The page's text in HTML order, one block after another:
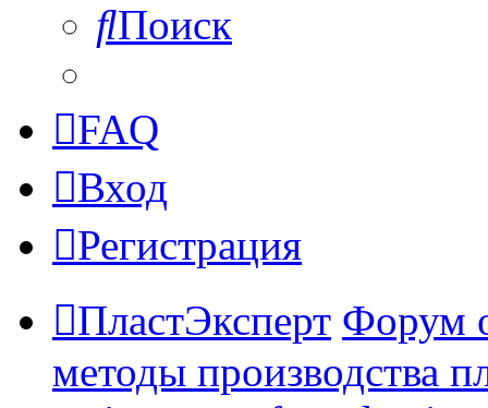
Поиск
FAQ
Вход
Регистрация
ПластЭксперт Форум
методы производства